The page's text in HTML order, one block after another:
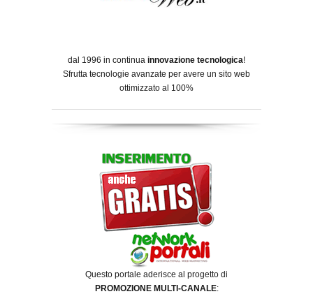
dal 1996 in continua innovazione tecnologica!
Sfrutta tecnologie avanzate per avere un sito web
ottimizzato al 100%
Questo portale aderisce al progetto di
PROMOZIONE MULTI-CANALE: